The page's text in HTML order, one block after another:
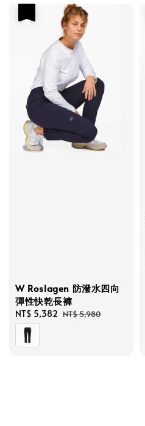
W Roslagen 防潑水四向
彈性快乾長褲
Sale
price
NT$ 5,382 Regular
NT$ 5,980